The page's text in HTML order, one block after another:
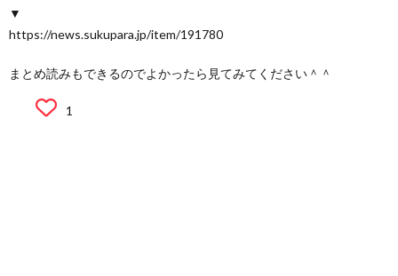
▼
https://news.sukupara.jp/item/191780
まとめ読みもできるのでよかったら見てみてください＾＾
1